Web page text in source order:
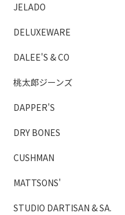
JELADO
DELUXEWARE
DALEE'S & CO
桃太郎ジーンズ
DAPPER'S
DRY BONES
CUSHMAN
MATTSONS'
STUDIO DARTISAN & SA.